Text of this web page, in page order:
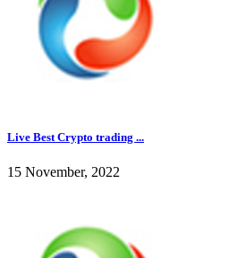
Live Best Crypto trading ...
15 November, 2022